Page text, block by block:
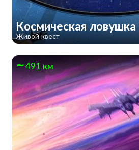
Космическая ловушка
Живой квест
491 км